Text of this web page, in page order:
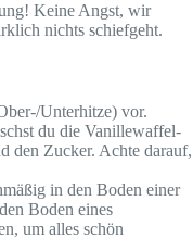
Keine Angst, wir
nichts schiefgeht.
Unterhitze) vor.
du die Vanillewaffel-
den Zucker. Achte darauf,
in den Boden einer
Boden eines
um alles schön